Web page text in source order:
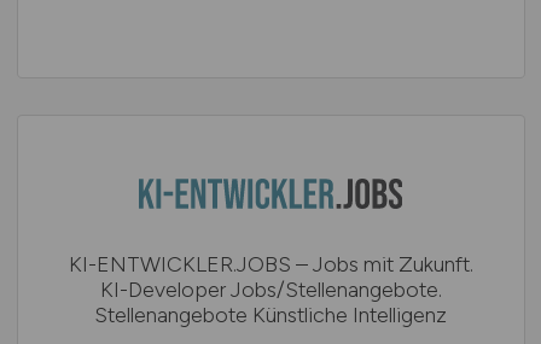
KI-ENTWICKLER.JOBS – Jobs mit Zukunft.
KI-Developer Jobs/Stellenangebote.
Stellenangebote Künstliche Intelligenz